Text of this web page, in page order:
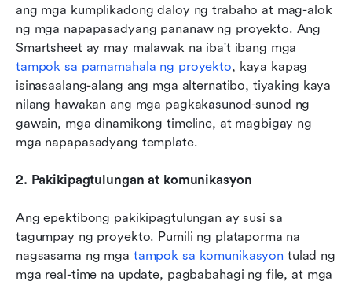
ang mga kumplikadong daloy ng trabaho at mag-alok
ng mga napapasadyang pananaw ng proyekto. Ang
tampok sa pamamahala ng proyekto, kaya kapag
isinasaalang-alang ang mga alternatibo, tiyaking kaya
nilang hawakan ang mga pagkakasunod-sunod ng
gawain, mga dinamikong timeline, at magbigay ng
mga napapasadyang template.
2. Pakikipagtulungan at komunikasyon
Ang epektibong pakikipagtulungan ay susi sa
tagumpay ng proyekto. Pumili ng plataporma na
nagsasama ng mga tampok sa komunikasyon tulad ng
mga real-time na update, pagbabahagi ng file, at mga